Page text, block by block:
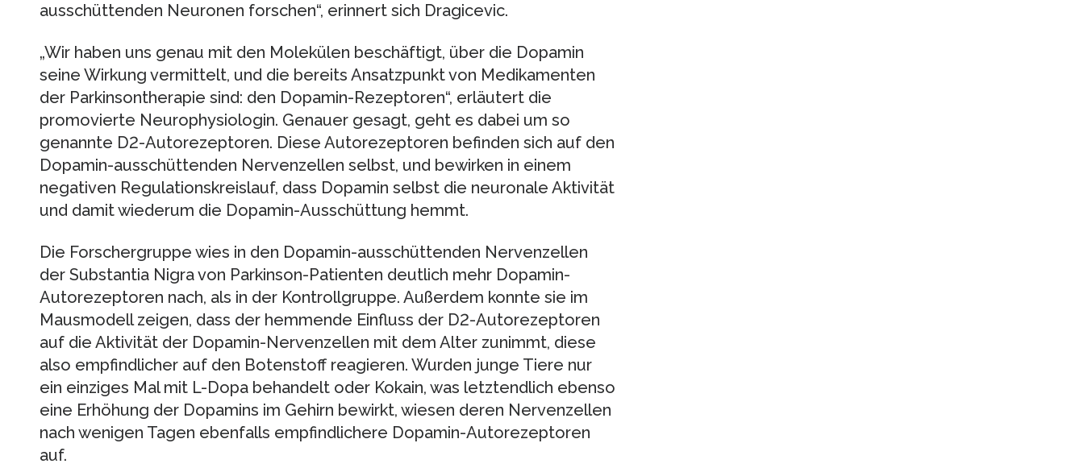
ausschüttenden Neuronen forschen“, erinnert sich Dragicevic.
„Wir haben uns genau mit den Molekülen beschäftigt, über die Dopamin
seine Wirkung vermittelt, und die bereits Ansatzpunkt von Medikamenten
der Parkinsontherapie sind: den Dopamin-Rezeptoren“, erläutert die
promovierte Neurophysiologin. Genauer gesagt, geht es dabei um so
genannte D2-Autorezeptoren. Diese Autorezeptoren befinden sich auf den
Dopamin-ausschüttenden Nervenzellen selbst, und bewirken in einem
negativen Regulationskreislauf, dass Dopamin selbst die neuronale Aktivität
und damit wiederum die Dopamin-Ausschüttung hemmt.
Die Forschergruppe wies in den Dopamin-ausschüttenden Nervenzellen
der Substantia Nigra von Parkinson-Patienten deutlich mehr Dopamin-
Autorezeptoren nach, als in der Kontrollgruppe. Außerdem konnte sie im
Mausmodell zeigen, dass der hemmende Einfluss der D2-Autorezeptoren
auf die Aktivität der Dopamin-Nervenzellen mit dem Alter zunimmt, diese
also empfindlicher auf den Botenstoff reagieren. Wurden junge Tiere nur
ein einziges Mal mit L-Dopa behandelt oder Kokain, was letztendlich ebenso
eine Erhöhung der Dopamins im Gehirn bewirkt, wiesen deren Nervenzellen
nach wenigen Tagen ebenfalls empfindlichere Dopamin-Autorezeptoren
auf.